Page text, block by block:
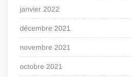
janvier 2022
décembre 2021
novembre 2021
octobre 2021